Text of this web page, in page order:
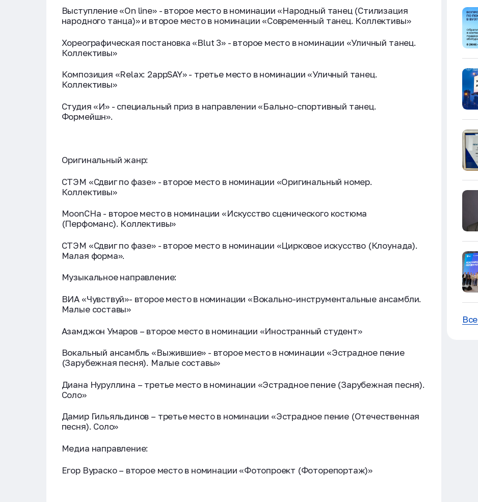
Выступление «On line» - второе место в номинации «Народный танец (Стилизация
народного танца)» и второе место в номинации «Современный танец. Коллективы»
Хореографическая постановка «Blut 3» - второе место в номинации «Уличный танец.
Коллективы»
Композиция «Relax: 2appSAY» - третье место в номинации «Уличный танец.
Коллективы»
Студия «И» - специальный приз в направлении «Бально-спортивный танец.
Формейшн».
Оригинальный жанр:
СТЭМ «Сдвиг по фазе» - второе место в номинации «Оригинальный номер.
Коллективы»
MoonCHa - второе место в номинации «Искусство сценического костюма
(Перфоманс). Коллективы»
СТЭМ «Сдвиг по фазе» - второе место в номинации «Цирковое искусство (Клоунада).
Малая форма».
Музыкальное направление:
ВИА «Чувствуй»- второе место в номинации «Вокально-инструментальные ансамбли.
Малые составы»
Азамджон Умаров – второе место в номинации «Иностранный студент»
Вокальный ансамбль «Выжившие» - второе место в номинации «Эстрадное пение
(Зарубежная песня). Малые составы»
Диана Нуруллина – третье место в номинации «Эстрадное пение (Зарубежная песня).
Соло»
Дамир Гильяльдинов – третье место в номинации «Эстрадное пение (Отечественная
песня). Соло»
Медиа направление:
Егор Вураско – второе место в номинации «Фотопроект (Фоторепортаж)»